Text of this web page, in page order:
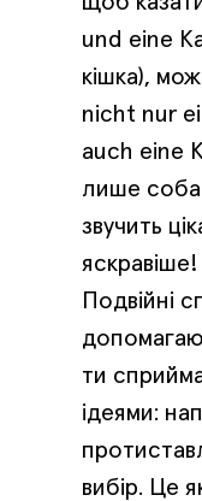
und eine
кішка),
nicht nur
auch eine
лише
звучить
яскравіше!
Подвійні
ти
ідеями:
вибір. Це